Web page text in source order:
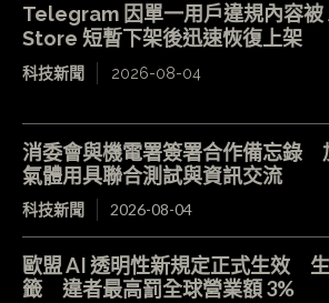
Telegram 因單一用戶違規內容
Store 短暫下架後迅速恢復上架
科技新聞 2026-08-04
消委會與機電署簽署合作備忘錄
氣體用具聯合測試與資訊交流
科技新聞 2026-08-04
歐盟 AI 透明性新規定正式生效
籤 違者最高罰全球營業額 3%